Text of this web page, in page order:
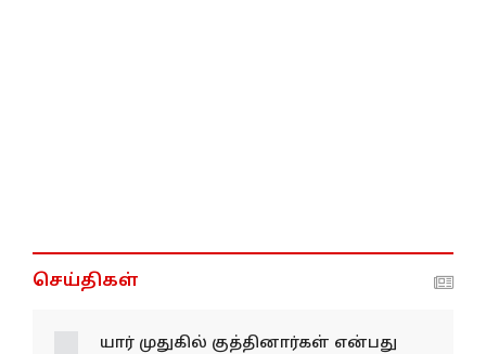
செய்திகள்
யார் முதுகில் குத்தினார்கள் என்பது